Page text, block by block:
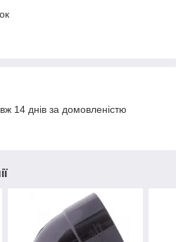
14 днів за домовленістю